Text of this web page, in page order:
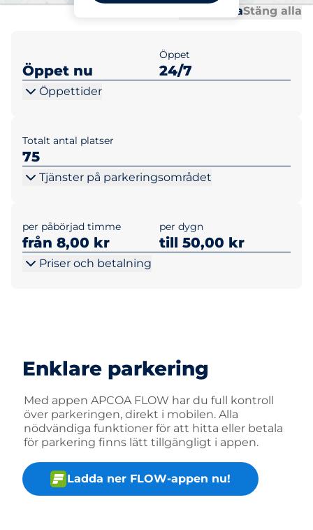
Öppna allaStäng alla
Öppet nu
Öppet
24/7
Öppettider
Totalt antal platser
75
Tjänster på parkeringsområdet
per påbörjad timme
från 8,00 kr
per dygn
till 50,00 kr
Priser och betalning
Enklare parkering
Med appen APCOA FLOW har du full kontroll
över parkeringen, direkt i mobilen. Alla
nödvändiga funktioner för att hitta eller betala
för parkering finns lätt tillgängligt i appen.
Ladda ner FLOW-appen nu!